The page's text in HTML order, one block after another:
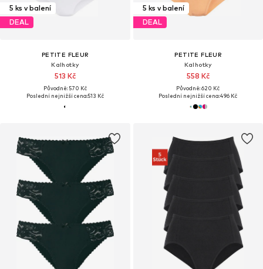
5 ks v balení
DEAL
PETITE FLEUR
Kalhotky
513 Kč
Původně: 570 Kč
Poslední nejnižší cena:513 Kč
5 ks v balení
DEAL
PETITE FLEUR
Kalhotky
558 Kč
Původně: 620 Kč
Poslední nejnižší cena:496 Kč